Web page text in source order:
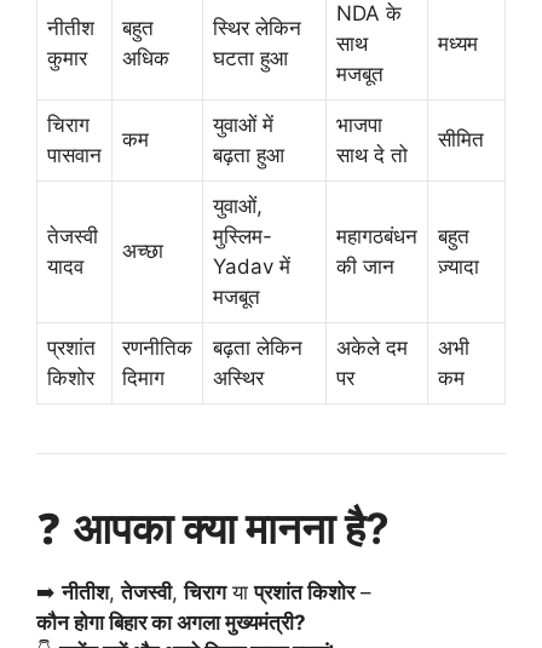
नीतीश
कुमार
बहुत
अधिक
स्थिर लेकिन
घटता हुआ
NDA के
साथ
मजबूत
मध्यम
चिराग
पासवान
कम
युवाओं में
बढ़ता हुआ
भाजपा
साथ दे तो
सीमित
तेजस्वी
यादव
अच्छा
युवाओं,
मुस्लिम-
Yadav में
मजबूत
महागठबंधन
की जान
बहुत
ज़्यादा
प्रशांत
किशोर
रणनीतिक
दिमाग
बढ़ता लेकिन
अस्थिर
अकेले दम
पर
अभी
कम
❓ आपका क्या मानना है?
➡️नीतीश,तेजस्वी,चिरागयाप्रशांत किशोर–
कौन होगा बिहार का अगला मुख्यमंत्री?